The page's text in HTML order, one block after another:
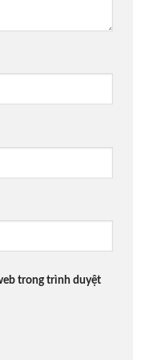
trong trình duyệt